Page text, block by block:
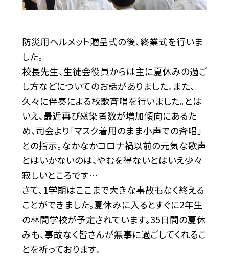
防災用ヘルメット贈呈式の後、終業式を行いま
した。
校長先生、生徒会役員からは主に夏休みの過ご
し方などについてのお話がありました。また、
久々に伴奏による校歌斉唱を行いました。とは
いえ、最近再び感染者数が増加傾向にあるた
め、司会より「マスク着用のまま小声での斉唱」
との指示。なかなかコロナ禍以前の元気な歌声
とはいかないのは、やむを得ないとはいえ少々
寂しいところです…
さて、1学期はここまで大きな事故もなく終える
ことができました。夏休みに入るとすぐに2年生
の林間学校が予定されています。35日間の夏休
みも、事故なく皆さんが無事に過ごしてくれるこ
とを祈っております。